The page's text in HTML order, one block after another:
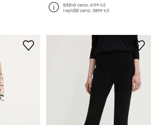
Běžná cena:6199 Kč
Nejnižší cena:3899 Kč